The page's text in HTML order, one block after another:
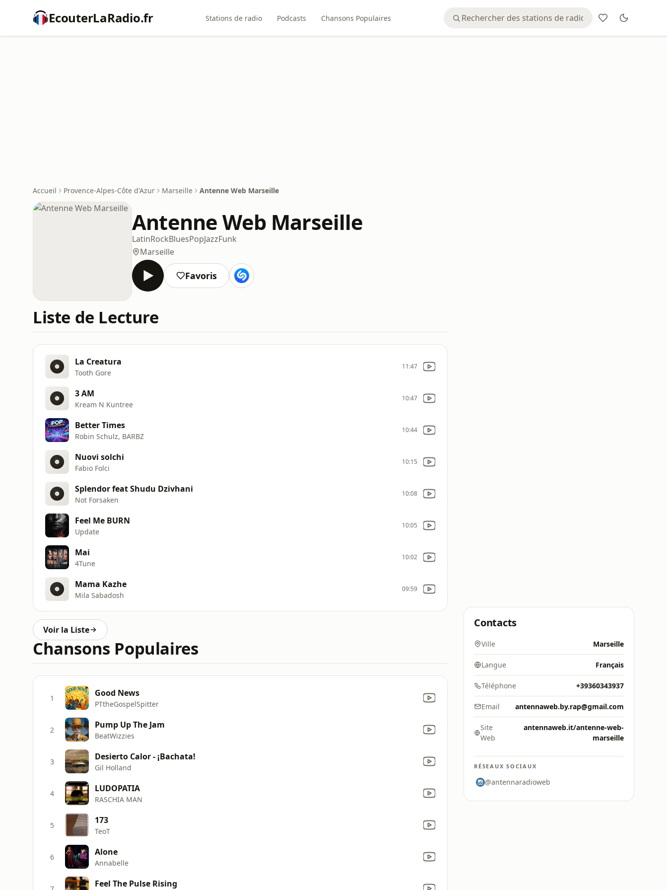
EcouterLaRadio.fr Stations de radio Podcasts Chansons Populaires
Accueil Provence-Alpes-Côte d'Azur Marseille Antenne Web Marseille
Antenne Web Marseille
LatinRockBluesPopJazzFunk
Marseille
Favoris
Liste de Lecture
La Creatura
Tooth Gore
11:47
3 AM
Kream N Kuntree
10:47
Better Times
Robin Schulz, BARBZ
10:44
Nuovi solchi
Fabio Folci
10:15
Splendor feat Shudu Dzivhani
Not Forsaken
10:08
Feel Me BURN
Update
10:05
Mai
4Tune
10:02
Mama Kazhe
Mila Sabadosh
09:59
Voir la Liste
Chansons Populaires
1 Good News
PTtheGospelSpitter
2 Pump Up The Jam
BeatWizzies
3 Desierto Calor - ¡Bachata!
Gil Holland
4 LUDOPATIA
RASCHIA MAN
5 173
TeoT
6 Alone
Annabelle
Feel The Pulse Rising
Contacts
Ville Marseille
Langue Français
Téléphone +39360343937
Email antennaweb.by.rap@gmail.com
Site
Web
antennaweb.it/antenne-web-
marseille
RÉSEAUX SOCIAUX
@antennaradioweb